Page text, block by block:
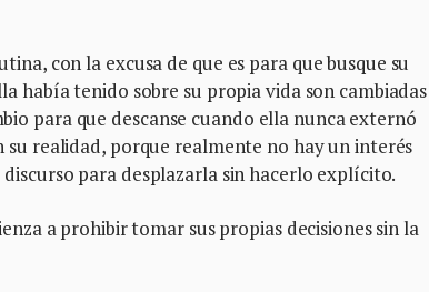
con la excusa de que es para que busque su
había tenido sobre su propia vida son cambiadas
para que descanse cuando ella nunca externó
realidad, porque realmente no hay un interés
para desplazarla sin hacerlo explícito.
a prohibir tomar sus propias decisiones sin la